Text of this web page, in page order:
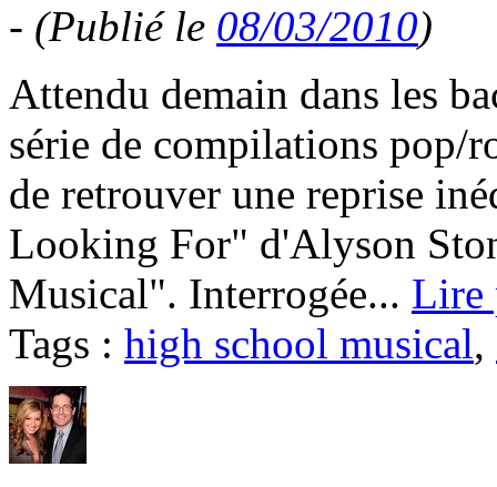
- (Publié le 08/03/2010)
Attendu demain dans les
série de compilations pop/
de retrouver une reprise
Looking For" d'Alyson
Musical". Interrogée... Lire
Tags : high school musical,